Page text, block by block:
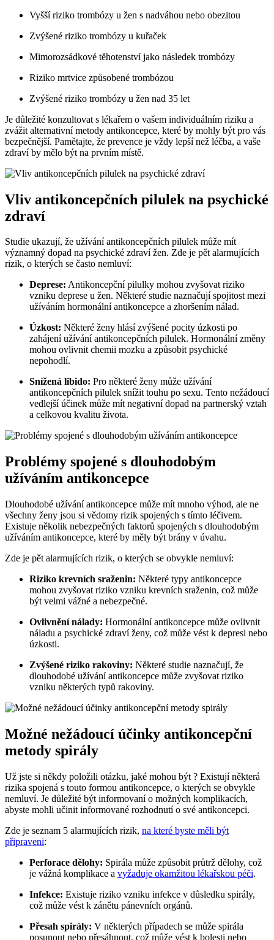
Vyšší riziko trombózy u žen s nadváhou nebo obezitou
Zvýšené riziko trombózy u kuřaček
Mimorozsádkové těhotenství jako následek trombózy
Riziko mrtvice způsobené trombózou
Zvýšené riziko trombózy u žen nad 35 let
Je důležité konzultovat s lékařem o vašem individuálním riziku a
zvážit alternativní metody antikoncepce, které by mohly být pro vás
bezpečnější. Pamětajte, že prevence je vždy lepší než léčba, a vaše
zdraví by mělo být na prvním místě.
Vliv antikoncepčních pilulek na psychické
zdraví
Studie ukazují, že užívání antikoncepčních pilulek může mít
významný dopad na psychické zdraví žen. Zde je pět alarmujících
rizik, o kterých se často nemluví:
Deprese: Antikoncepční pilulky mohou zvyšovat riziko
vzniku deprese u žen. Některé studie naznačují spojitost mezi
užíváním hormonální antikoncepce a zhoršením nálad.
Úzkost: Některé ženy hlásí zvýšené pocity úzkosti po
zahájení užívání antikoncepčních pilulek. Hormonální změny
mohou ovlivnit chemii mozku a způsobit psychické
nepohodlí.
Snížená libido: Pro některé ženy může užívání
antikoncepčních pilulek snížit touhu po sexu. Tento nežádoucí
vedlejší účinek může mít negativní dopad na partnerský vztah
a celkovou kvalitu života.
Problémy spojené s dlouhodobým
užíváním antikoncepce
Dlouhodobé užívání antikoncepce může mít mnoho výhod, ale ne
všechny ženy jsou si vědomy rizik spojených s tímto léčivem.
Existuje několik nebezpečných faktorů spojených s dlouhodobým
užíváním antikoncepce, které by měly být brány v úvahu.
Zde je pět alarmujících rizik, o kterých se obvykle nemluví:
Riziko krevních sraženin: Některé typy antikoncepce
mohou zvyšovat riziko vzniku krevních sraženin, což může
být velmi vážné a nebezpečné.
Ovlivnění nálady: Hormonální antikoncepce může ovlivnit
náladu a psychické zdraví ženy, což může vést k depresi nebo
úzkosti.
Zvýšené riziko rakoviny: Některé studie naznačují, že
dlouhodobé užívání antikoncepce může zvyšovat riziko
vzniku některých typů rakoviny.
Možné nežádoucí účinky antikoncepční
metody spirály
Už jste si někdy položili otázku, jaké mohou být ? Existují některá
rizika spojená s touto formou antikoncepce, o kterých se obvykle
nemluví. Je důležité být informovaní o možných komplikacích,
abyste mohli učinit informované rozhodnutí o své antikoncepci.
Zde je seznam 5 alarmujících rizik, na které byste měli být
připraveni:
Perforace dělohy: Spirála může způsobit průtrž dělohy, což
je vážná komplikace a vyžaduje okamžitou lékařskou péči.
Infekce: Existuje riziko vzniku infekce v důsledku spirály,
což může vést k zánětu pánevních orgánů.
Přesah spirály: V některých případech se může spirála
posunout nebo přesáhnout, což může vést k bolesti nebo